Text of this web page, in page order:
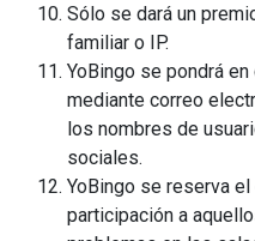
Sólo se dará un
familiar o IP.
YoBingo se pondrá
mediante correo
los nombres de
sociales.
YoBingo se reserva
participación a